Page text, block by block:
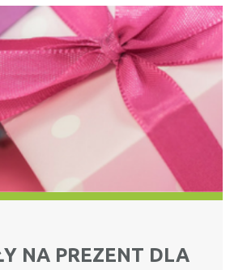
NA PREZENT DLA